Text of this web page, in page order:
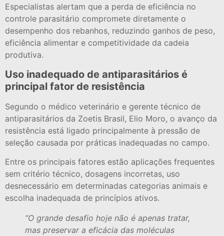
Especialistas alertam que a perda de eficiência no
controle parasitário compromete diretamente o
desempenho dos rebanhos, reduzindo ganhos de peso,
eficiência alimentar e competitividade da cadeia
produtiva.
Uso inadequado de antiparasitários é
principal fator de resistência
Segundo o médico veterinário e gerente técnico de
antiparasitários da Zoetis Brasil, Elio Moro, o avanço da
resistência está ligado principalmente à pressão de
seleção causada por práticas inadequadas no campo.
Entre os principais fatores estão aplicações frequentes
sem critério técnico, dosagens incorretas, uso
desnecessário em determinadas categorias animais e
escolha inadequada de princípios ativos.
“O grande desafio hoje não é apenas tratar,
mas preservar a eficácia das moléculas